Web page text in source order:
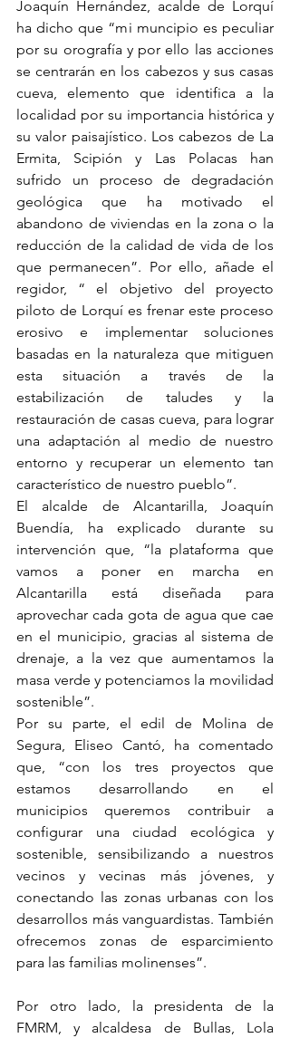
Joaquín Hernández, acalde de Lorquí
ha dicho que “mi muncipio es peculiar
por su orografía y por ello las acciones
se centrarán en los cabezos y sus casas
cueva, elemento que identifica a la
localidad por su importancia histórica y
su valor paisajístico. Los cabezos de La
Ermita, Scipión y Las Polacas han
sufrido un proceso de degradación
geológica que ha motivado el
abandono de viviendas en la zona o la
reducción de la calidad de vida de los
que permanecen”. Por ello, añade el
regidor, “ el objetivo del proyecto
piloto de Lorquí es frenar este proceso
erosivo e implementar soluciones
basadas en la naturaleza que mitiguen
esta situación a través de la
estabilización de taludes y la
restauración de casas cueva, para lograr
una adaptación al medio de nuestro
entorno y recuperar un elemento tan
característico de nuestro pueblo”.
El alcalde de Alcantarilla, Joaquín
Buendía, ha explicado durante su
intervención que, “la plataforma que
vamos a poner en marcha en
Alcantarilla está diseñada para
aprovechar cada gota de agua que cae
en el municipio, gracias al sistema de
drenaje, a la vez que aumentamos la
masa verde y potenciamos la movilidad
sostenible”.
Por su parte, el edil de Molina de
Segura, Eliseo Cantó, ha comentado
que, “con los tres proyectos que
estamos desarrollando en el
municipios queremos contribuir a
configurar una ciudad ecológica y
sostenible, sensibilizando a nuestros
vecinos y vecinas más jóvenes, y
conectando las zonas urbanas con los
desarrollos más vanguardistas. También
ofrecemos zonas de esparcimiento
para las familias molinenses”.
Por otro lado, la presidenta de la
FMRM, y alcaldesa de Bullas, Lola